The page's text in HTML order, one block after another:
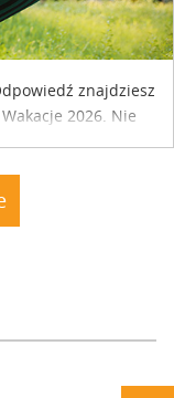
znajdziesz
2026. Nie